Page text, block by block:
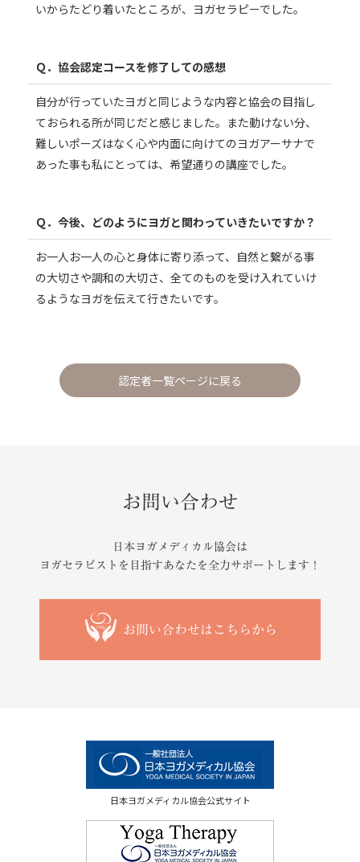
いからたどり着いたところが、ヨガセラピーでした。
Ｑ．協会認定コースを修了しての感想
自分が行っていたヨガと同じような内容と協会の目指し
ておられる所が同じだと感じました。また動けない分、
難しいポーズはなく心や内面に向けてのヨガアーサナで
あった事も私にとっては、希望通りの講座でした。
Ｑ．今後、どのようにヨガと関わっていきたいですか？
お一人お一人の心と身体に寄り添って、自然と繋がる事
の大切さや調和の大切さ、全てのものを受け入れていけ
るようなヨガを伝えて行きたいです。
認定者一覧ページに戻る
お問い合わせ
日本ヨガメディカル協会は
ヨガセラピストを目指すあなたを 全力サポートします！
お問い合わせはこちらから
日本ヨガメディカル協会公式サイト